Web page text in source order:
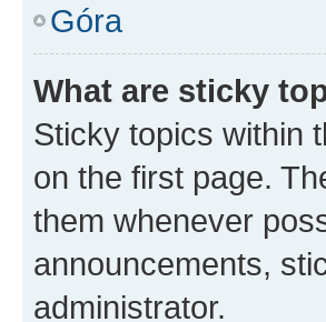
Góra
What are sticky
Sticky topics within
on the first page.
them whenever
announcements,
administrator.